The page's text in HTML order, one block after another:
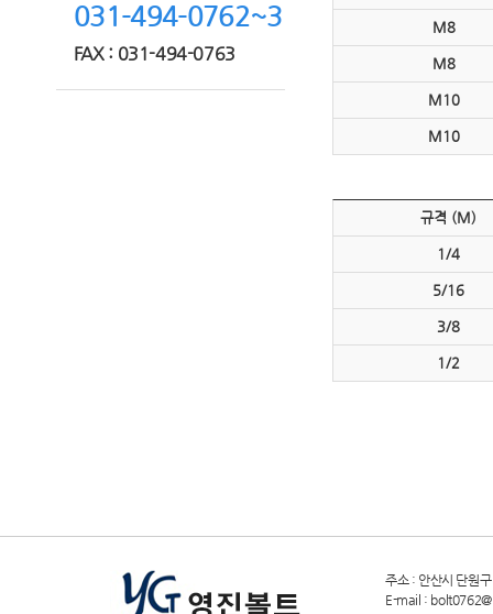
031-494-0762~3
FAX : 031-494-0763
M8
M8
M10
M10
규격 (M)
1/4
5/16
3/8
1/2
주소 : 안산시 단
E-mail :